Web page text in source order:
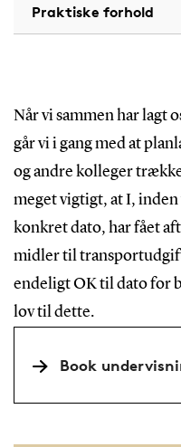
Praktiske forhold
Når vi sammen har lagt
går vi i gang med at
og andre kolleger
meget vigtigt, at I,
konkret dato, har fået
midler til
endeligt OK til dato for
lov til dette.
Book